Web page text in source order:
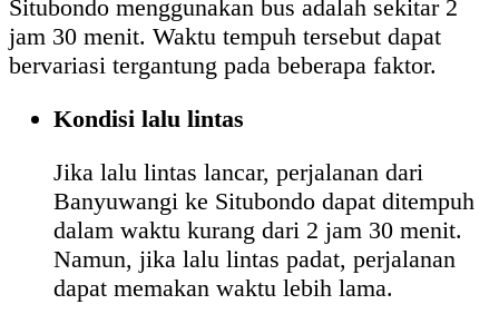
Situbondo menggunakan bus adalah sekitar 2
jam 30 menit. Waktu tempuh tersebut dapat
bervariasi tergantung pada beberapa faktor.
Kondisi lalu lintas
Jika lalu lintas lancar, perjalanan dari
Banyuwangi ke Situbondo dapat ditempuh
dalam waktu kurang dari 2 jam 30 menit.
Namun, jika lalu lintas padat, perjalanan
dapat memakan waktu lebih lama.